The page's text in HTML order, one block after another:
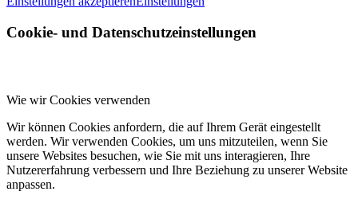
Cookie- und Datenschutzeinstellungen
Wie wir Cookies verwenden
Wir können Cookies anfordern, die auf Ihrem Gerät eingestellt
werden. Wir verwenden Cookies, um uns mitzuteilen, wenn Sie
unsere Websites besuchen, wie Sie mit uns interagieren, Ihre
Nutzererfahrung verbessern und Ihre Beziehung zu unserer Website
anpassen.